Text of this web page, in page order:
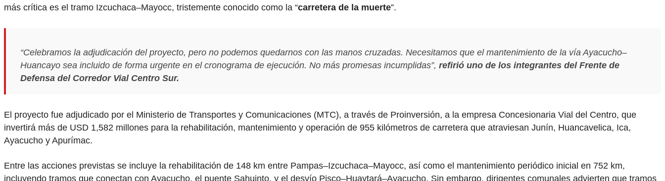
más crítica es el tramo Izcuchaca–Mayocc, tristemente conocido como la “carretera de la muerte”.
“Celebramos la adjudicación del proyecto, pero no podemos quedarnos con las manos cruzadas. Necesitamos que el mantenimiento de la vía Ayacucho–
Huancayo sea incluido de forma urgente en el cronograma de ejecución. No más promesas incumplidas”, refirió uno de los integrantes del Frente de
Defensa del Corredor Vial Centro Sur.
El proyecto fue adjudicado por el Ministerio de Transportes y Comunicaciones (MTC), a través de Proinversión, a la empresa Concesionaria Vial del Centro, que
invertirá más de USD 1,582 millones para la rehabilitación, mantenimiento y operación de 955 kilómetros de carretera que atraviesan Junín, Huancavelica, Ica,
Ayacucho y Apurímac.
Entre las acciones previstas se incluye la rehabilitación de 148 km entre Pampas–Izcuchaca–Mayocc, así como el mantenimiento periódico inicial en 752 km,
incluyendo tramos que conectan con Ayacucho, el puente Sahuinto, y el desvío Pisco–Huaytará–Ayacucho. Sin embargo, dirigentes comunales advierten que tramos